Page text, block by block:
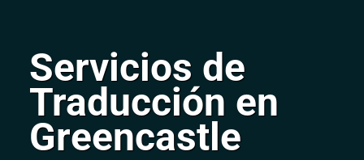
Servicios de
Traducción en
Greencastle